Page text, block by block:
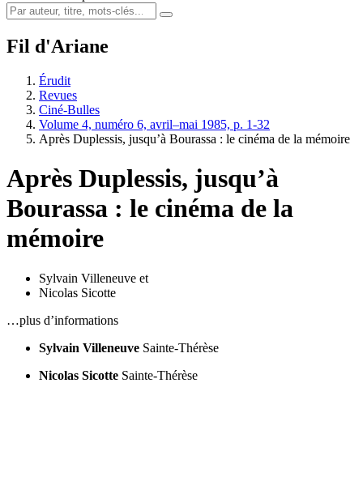
Fil d'Ariane
Érudit
Revues
Ciné-Bulles
Volume 4, numéro 6, avril–mai 1985, p. 1-32
Après Duplessis, jusqu’à Bourassa : le cinéma de la mémoire
Après Duplessis, jusqu’à
Bourassa : le cinéma de la
mémoire
Sylvain Villeneuve et
Nicolas Sicotte
…plus d’informations
Sylvain Villeneuve Sainte-Thérèse
Nicolas Sicotte Sainte-Thérèse